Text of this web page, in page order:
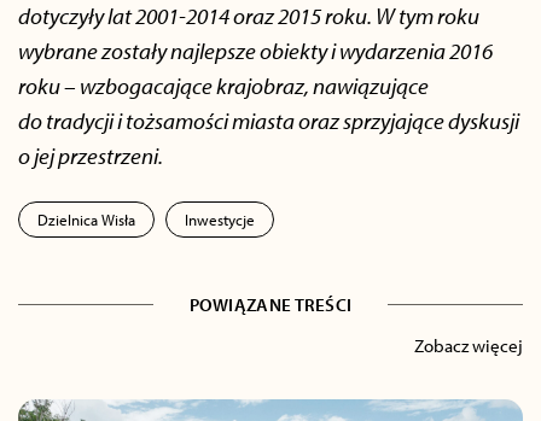
dotyczyły lat 2001-2014 oraz 2015 roku. W tym roku
wybrane zostały najlepsze obiekty i wydarzenia 2016
roku – wzbogacające krajobraz, nawiązujące
do tradycji i tożsamości miasta oraz sprzyjające dyskusji
o jej przestrzeni.
Dzielnica Wisła Inwestycje
POWIĄZANE TREŚCI
Zobacz więcej